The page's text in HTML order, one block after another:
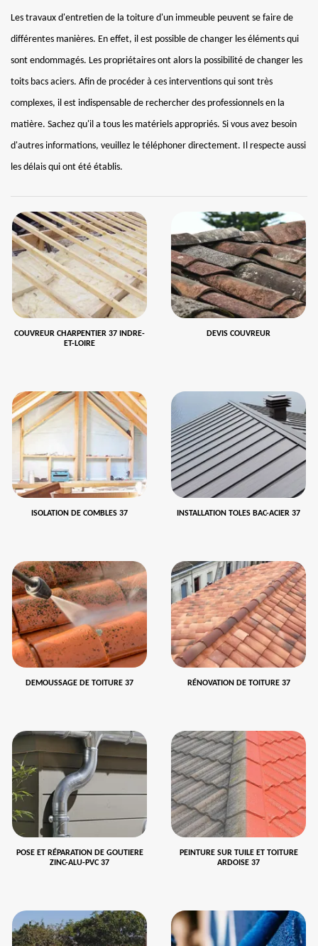
Les travaux d'entretien de la toiture d'un immeuble peuvent se faire de
différentes manières. En effet, il est possible de changer les éléments qui
sont endommagés. Les propriétaires ont alors la possibilité de changer les
toits bacs aciers. Afin de procéder à ces interventions qui sont très
complexes, il est indispensable de rechercher des professionnels en la
matière. Sachez qu'il a tous les matériels appropriés. Si vous avez besoin
d'autres informations, veuillez le téléphoner directement. Il respecte aussi
les délais qui ont été établis.
COUVREUR CHARPENTIER 37 INDRE-
ET-LOIRE
DEVIS COUVREUR
ISOLATION DE COMBLES 37 INSTALLATION TOLES BAC-ACIER 37
DEMOUSSAGE DE TOITURE 37 RÉNOVATION DE TOITURE 37
POSE ET RÉPARATION DE GOUTIERE
ZINC-ALU-PVC 37
PEINTURE SUR TUILE ET TOITURE
ARDOISE 37